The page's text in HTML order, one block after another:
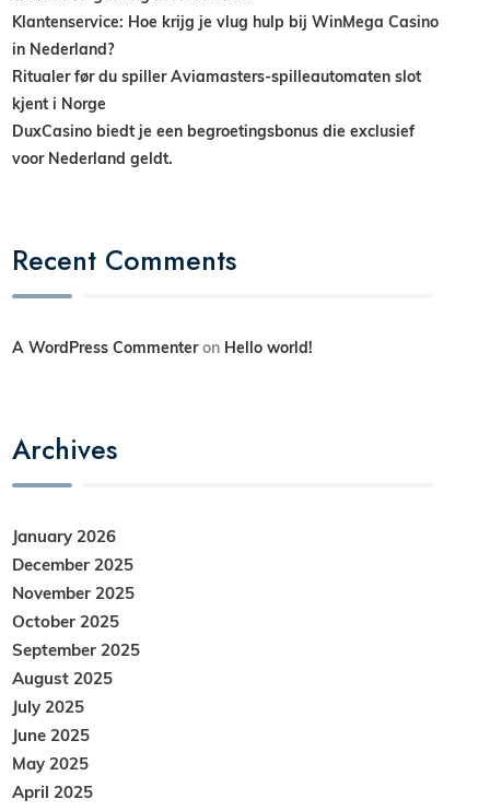
Klantenservice: Hoe krijg je vlug hulp bij WinMega Casino
in Nederland?
Ritualer før du spiller Aviamasters-spilleautomaten slot
kjent i Norge
DuxCasino biedt je een begroetingsbonus die exclusief
voor Nederland geldt.
Recent Comments
A WordPress Commenteron Hello world!
Archives
January 2026
December 2025
November 2025
October 2025
September 2025
August 2025
July 2025
June 2025
May 2025
April 2025